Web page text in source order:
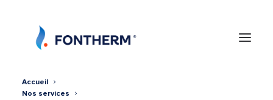
Accueil
Nos services